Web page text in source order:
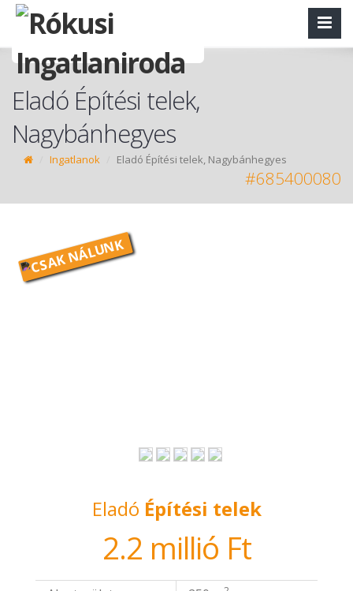
Eladó Építési telek,
Nagybánhegyes
Ingatlanok Eladó Építési telek, Nagybánhegyes
#685400080
Eladó Építési telek
2.2 millió Ft